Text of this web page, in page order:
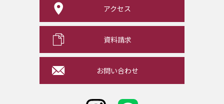
アクセス
資料請求
お問い合わせ